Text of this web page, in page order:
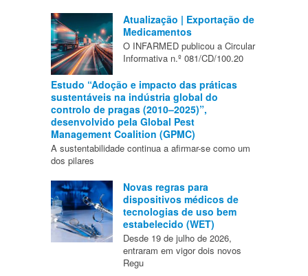
Atualização | Exportação de
Medicamentos
O INFARMED publicou a Circular
Informativa n.º 081/CD/100.20
Estudo “Adoção e impacto das práticas
sustentáveis na indústria global do
controlo de pragas (2010–2025)”,
desenvolvido pela Global Pest
Management Coalition (GPMC)
A sustentabilidade continua a afirmar-se como um
dos pilares
Novas regras para
dispositivos médicos de
tecnologias de uso bem
estabelecido (WET)
Desde 19 de julho de 2026,
entraram em vigor dois novos
Regu